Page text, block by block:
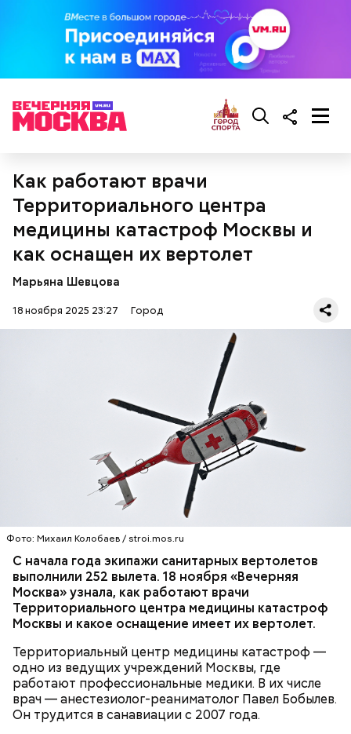
Как работают врачи
Территориального центра
медицины катастроф Москвы и
как оснащен их вертолет
Марьяна Шевцова
18 ноября 2025 23:27 Город
Фото: Михаил Колобаев / stroi.mos.ru
С начала года экипажи санитарных вертолетов
выполнили 252 вылета. 18 ноября «Вечерняя
Москва» узнала, как работают врачи
Территориального центра медицины катастроф
Москвы и какое оснащение имеет их вертолет.
Территориальный центр медицины катастроф —
одно из ведущих учреждений Москвы, где
работают профессиональные медики. В их числе
врач — анестезиолог-реаниматолог Павел Бобылев.
Он трудится в санавиации с 2007 года.